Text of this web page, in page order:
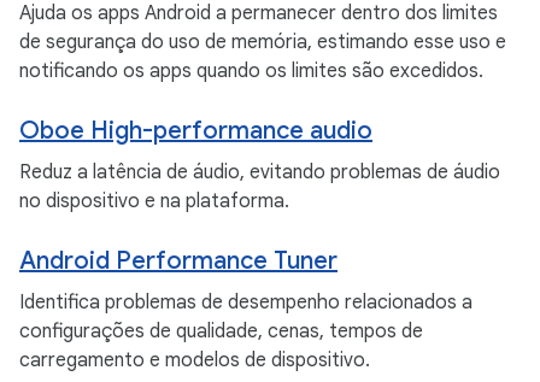
Ajuda os apps Android a permanecer dentro dos limites
de segurança do uso de memória, estimando esse uso e
notificando os apps quando os limites são excedidos.
Oboe High-performance audio
Reduz a latência de áudio, evitando problemas de áudio
no dispositivo e na plataforma.
Android Performance Tuner
Identifica problemas de desempenho relacionados a
configurações de qualidade, cenas, tempos de
carregamento e modelos de dispositivo.